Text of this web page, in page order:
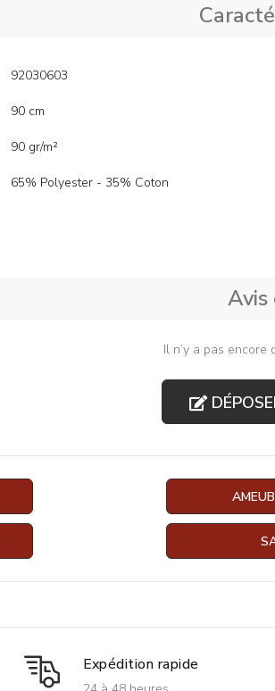
92030603
90 cm
90 gr/m²
65% Polyester - 35% Coton
Il n’y a pas encore
Expédition rapide